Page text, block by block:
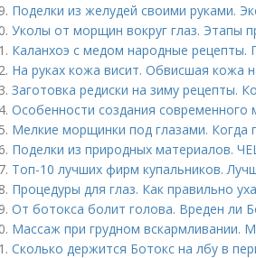
Поделки из желудей своими руками.
Уколы от морщин вокруг глаз. Этапы
Каланхоэ с медом народные рецепты.
На руках кожа висит. Обвисшая кожа
Заготовка редиски на зиму рецепты.
Особенности создания
Мелкие морщинки под глазами.
Поделки из природных материалов.
Топ-10 лучших фирм купальников.
Процедуры для глаз. Как правильно
От ботокса болит голова. Вреден ли
Массаж при грудном
Сколько держится Ботокс на лбу в